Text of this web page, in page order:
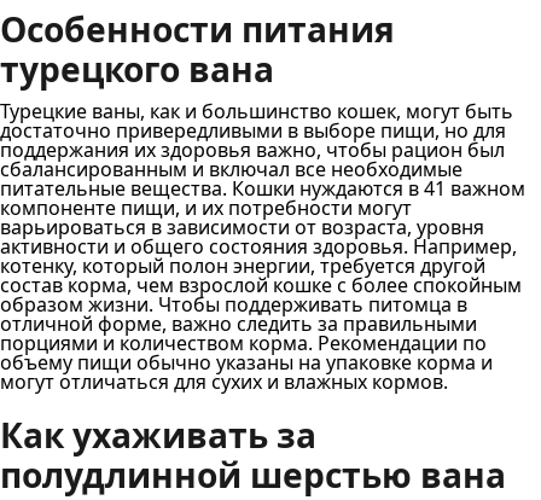
Особенности питания
турецкого вана
Турецкие ваны, как и большинство кошек, могут быть
достаточно привередливыми в выборе пищи, но для
поддержания их здоровья важно, чтобы рацион был
сбалансированным и включал все необходимые
питательные вещества. Кошки нуждаются в 41 важном
компоненте пищи, и их потребности могут
варьироваться в зависимости от возраста, уровня
активности и общего состояния здоровья. Например,
котенку, который полон энергии, требуется другой
состав корма, чем взрослой кошке с более спокойным
образом жизни. Чтобы поддерживать питомца в
отличной форме, важно следить за правильными
порциями и количеством корма. Рекомендации по
объему пищи обычно указаны на упаковке корма и
могут отличаться для сухих и влажных кормов.
Как ухаживать за
полудлинной шерстью вана